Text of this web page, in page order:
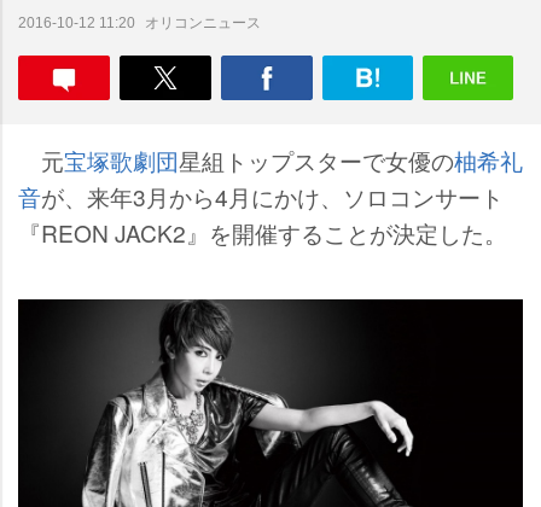
2016-10-12 11:20 オリコンニュース
元宝塚歌劇団星組トップスターで女優の柚希礼
音が、来年3月から4月にかけ、ソロコンサート
『REON JACK2』を開催することが決定した。